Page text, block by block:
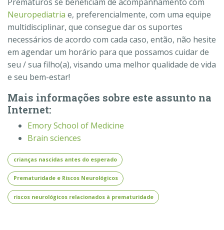
Neuropediatria e, preferencialmente, com uma equipe
multidisciplinar, que consegue dar os suportes
necessários de acordo com cada caso, então, não hesite
em agendar um horário para que possamos cuidar de
seu / sua filho(a), visando uma melhor qualidade de vida
e seu bem-estar!
Mais informações sobre este assunto na
Internet:
Emory School of Medicine
Brain sciences
crianças nascidas antes do esperado
Prematuridade e Riscos Neurológicos
riscos neurológicos relacionados à prematuridade